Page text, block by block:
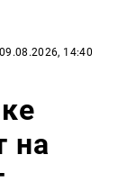
09.08.2026, 14:40
на